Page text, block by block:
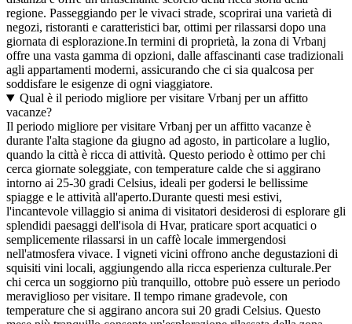
regione. Passeggiando per le vivaci strade, scoprirai una varietà di
negozi, ristoranti e caratteristici bar, ottimi per rilassarsi dopo una
giornata di esplorazione.In termini di proprietà, la zona di Vrbanj
offre una vasta gamma di opzioni, dalle affascinanti case tradizionali
agli appartamenti moderni, assicurando che ci sia qualcosa per
soddisfare le esigenze di ogni viaggiatore.
Qual è il periodo migliore per visitare Vrbanj per un affitto
vacanze?
Il periodo migliore per visitare Vrbanj per un affitto vacanze è
durante l'alta stagione da giugno ad agosto, in particolare a luglio,
quando la città è ricca di attività. Questo periodo è ottimo per chi
cerca giornate soleggiate, con temperature calde che si aggirano
intorno ai 25-30 gradi Celsius, ideali per godersi le bellissime
spiagge e le attività all'aperto.Durante questi mesi estivi,
l'incantevole villaggio si anima di visitatori desiderosi di esplorare gli
splendidi paesaggi dell'isola di Hvar, praticare sport acquatici o
semplicemente rilassarsi in un caffè locale immergendosi
nell'atmosfera vivace. I vigneti vicini offrono anche degustazioni di
squisiti vini locali, aggiungendo alla ricca esperienza culturale.Per
chi cerca un soggiorno più tranquillo, ottobre può essere un periodo
meraviglioso per visitare. Il tempo rimane gradevole, con
temperature che si aggirano ancora sui 20 gradi Celsius. Questo